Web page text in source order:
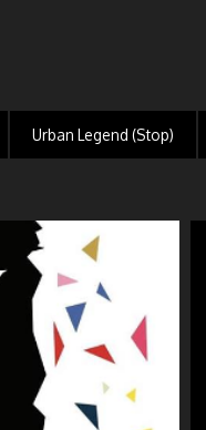
Urban Legend (Stop)